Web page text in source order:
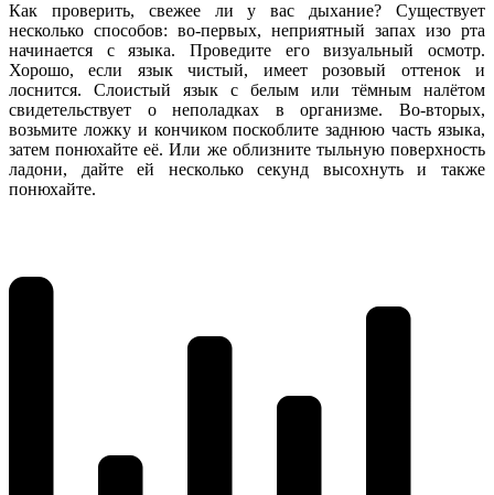
Как проверить, свежее ли у вас дыхание? Существует
несколько способов: во-первых, неприятный запах изо рта
начинается с языка. Проведите его визуальный осмотр.
Хорошо, если язык чистый, имеет розовый оттенок и
лоснится. Слоистый язык с белым или тёмным налётом
свидетельствует о неполадках в организме. Во-вторых,
возьмите ложку и кончиком поскоблите заднюю часть языка,
затем понюхайте её. Или же облизните тыльную поверхность
ладони, дайте ей несколько секунд высохнуть и также
понюхайте.